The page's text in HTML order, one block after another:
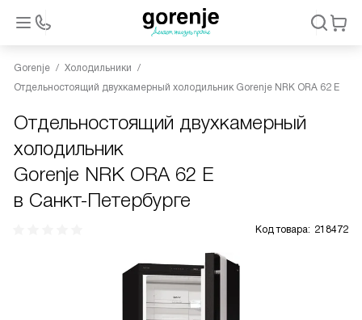
Gorenje
Холодильники
Отдельностоящий двухкамерный холодильник Gorenje NRK ORA 62 E
Отдельностоящий двухкамерный
холодильник
Gorenje NRK ORA 62 E
в Санкт-Петербурге
Код товара: 218472